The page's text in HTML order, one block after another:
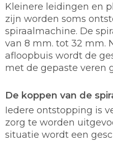
Kleinere leidingen en
zijn worden soms
spiraalmachine. De
van 8 mm. tot 32 mm.
afloopbuis wordt de
met de gepaste veren
De koppen van de
Iedere ontstopping is
zorg te worden
situatie wordt een